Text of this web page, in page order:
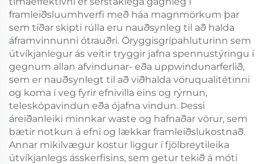
framleiðsluumhverfi með háa magnmörkum þar
sem tíðar skipti rúlla eru nauðsynleg til að halda
áframvinnunni ótrauðri. Öryggisgrípahluturinn sem
útvíkjanlegur ás veitir tryggir jafna spennustýringu í
gegnum allan afvindunar- eða uppwindunarferlið,
sem er nauðsynlegt til að viðhalda vöruqualitétinni
og koma í veg fyrir efnivilla eins og rýrnun,
teleskópavindun eða ójafna vindun. Þessi
áreiðanleiki minnkar waste og hafnaðar vörur, sem
bætir notkun á efni og lækkar framleiðslukostnað.
Annar mikilvægur kostur liggur í fjölbreytileika
útvíkjanlegs ásskerfisins, sem getur tekið á móti